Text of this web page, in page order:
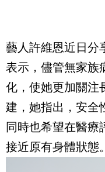
藝人許維恩近日分
表示，儘管無家族
化，使她更加關注
建，她指出，安全
同時也希望在醫療
接近原有身體狀態。